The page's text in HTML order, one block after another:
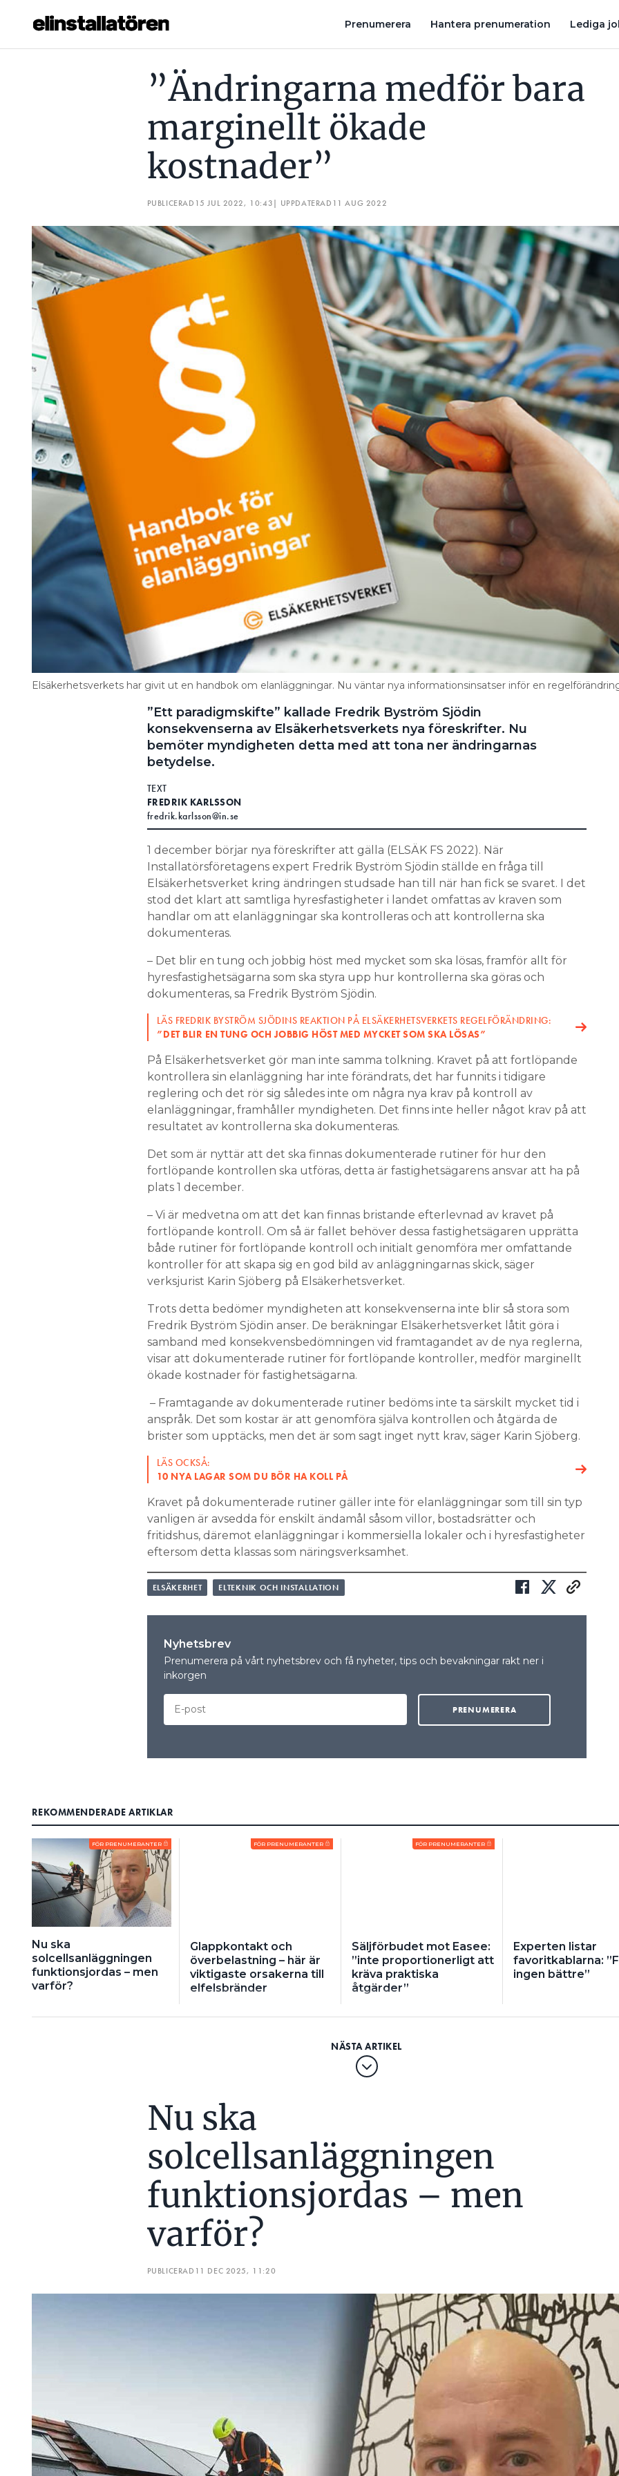
Prenumerera Hantera prenumeration Lediga
Hantera prenumeration
Läs E-tidningen
Om tidningen
Kontakt
Personuppgifter
Search for:
”Ändringarna medför bara
marginellt ökade
kostnader”
PUBLICERAD 15 JUL 2022, 10:43| UPPDATERAD 11 AUG 2022
Elsäkerhetsverkets har givit ut en handbok om elanläggningar. Nu väntar nya informationsinsatser inför en
”Ett paradigmskifte” kallade Fredrik Byström Sjödin
konsekvenserna av Elsäkerhetsverkets nya föreskrifter. Nu
bemöter myndigheten detta med att tona ner ändringarnas
betydelse.
TEXT
FREDRIK KARLSSON
fredrik.karlsson@in.se
1 december börjar nya föreskrifter att gälla (ELSÄK FS 2022). När
Installatörsföretagens expert Fredrik Byström Sjödin ställde en fråga till
Elsäkerhetsverket kring ändringen studsade han till när han fick se svaret. I det
stod det klart att samtliga hyresfastigheter i landet omfattas av kraven som
handlar om att elanläggningar ska kontrolleras och att kontrollerna ska
dokumenteras.
– Det blir en tung och jobbig höst med mycket som ska lösas, framför allt för
hyresfastighetsägarna som ska styra upp hur kontrollerna ska göras och
dokumenteras, sa Fredrik Byström Sjödin.
LÄS FREDRIK BYSTRÖM SJÖDINS REAKTION PÅ ELSÄKERHETSVERKETS REGELFÖRÄNDRING:
”DET BLIR EN TUNG OCH JOBBIG HÖST MED MYCKET SOM SKA LÖSAS”
På Elsäkerhetsverket gör man inte samma tolkning. Kravet på att fortlöpande
kontrollera sin elanläggning har inte förändrats, det har funnits i tidigare
reglering och det rör sig således inte om några nya krav på kontroll av
elanläggningar, framhåller myndigheten. Det finns inte heller något krav på att
resultatet av kontrollerna ska dokumenteras.
Det som är nyttär att det ska finnas dokumenterade rutiner för hur den
fortlöpande kontrollen ska utföras, detta är fastighetsägarens ansvar att ha på
plats 1 december.
– Vi är medvetna om att det kan finnas bristande efterlevnad av kravet på
fortlöpande kontroll. Om så är fallet behöver dessa fastighetsägaren upprätta
både rutiner för fortlöpande kontroll och initialt genomföra mer omfattande
kontroller för att skapa sig en god bild av anläggningarnas skick, säger
verksjurist Karin Sjöberg på Elsäkerhetsverket.
Trots detta bedömer myndigheten att konsekvenserna inte blir så stora som
Fredrik Byström Sjödin anser. De beräkningar Elsäkerhetsverket låtit göra i
samband med konsekvensbedömningen vid framtagandet av de nya reglerna,
visar att dokumenterade rutiner för fortlöpande kontroller, medför marginellt
ökade kostnader för fastighetsägarna.
– Framtagande av dokumenterade rutiner bedöms inte ta särskilt mycket tid i
anspråk. Det som kostar är att genomföra själva kontrollen och åtgärda de
brister som upptäcks, men det är som sagt inget nytt krav, säger Karin Sjöberg.
LÄS OCKSÅ:
10 NYA LAGAR SOM DU BÖR HA KOLL PÅ
Kravet på dokumenterade rutiner gäller inte för elanläggningar som till sin typ
vanligen är avsedda för enskilt ändamål såsom villor, bostadsrätter och
fritidshus, däremot elanläggningar i kommersiella lokaler och i hyresfastigheter
eftersom detta klassas som näringsverksamhet.
ELSÄKERHET ELTEKNIK OCH INSTALLATION
Nyhetsbrev
Prenumerera på vårt nyhetsbrev och få nyheter, tips och bevakningar rakt ner i
inkorgen
REKOMMENDERADE ARTIKLAR
FÖR PRENUMERANTER
Nu ska
solcellsanläggningen
funktionsjordas – men
varför?
FÖR PRENUMERANTER
Glappkontakt och
överbelastning – här är
viktigaste orsakerna till
elfelsbränder
FÖR PRENUMERANTER
Säljförbudet mot Easee:
”inte proportionerligt att
kräva praktiska
åtgärder”
Experten listar
favoritkablarna:
ingen bättre”
Nu ska
solcellsanläggningen
funktionsjordas – men
varför?
PUBLICERAD 11 DEC 2025, 11:20
”ÄNDRINGARNA MEDFÖR BARA MARGINELLT ÖKADE KOSTNADER” NU SKA SOLCELLSANLÄGGNINGEN